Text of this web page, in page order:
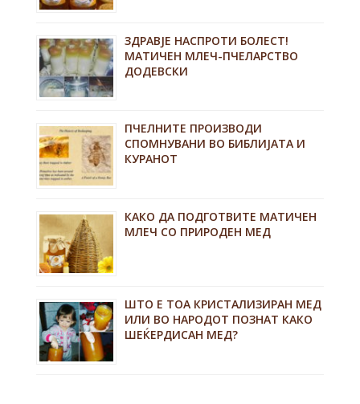
ЗДРАВЈЕ НАСПРОТИ БОЛЕСТ!
МАТИЧЕН МЛЕЧ-ПЧЕЛАРСТВО
ДОДЕВСКИ
ПЧЕЛНИТЕ ПРОИЗВОДИ
СПОМНУВАНИ ВО БИБЛИЈАТА И
КУРАНОТ
КАКО ДА ПОДГОТВИТЕ МАТИЧЕН
МЛЕЧ СО ПРИРОДЕН МЕД
ШТО Е ТОА КРИСТАЛИЗИРАН МЕД
ИЛИ ВО НАРОДОТ ПОЗНАТ КАКО
ШЕЌЕРДИСАН МЕД?